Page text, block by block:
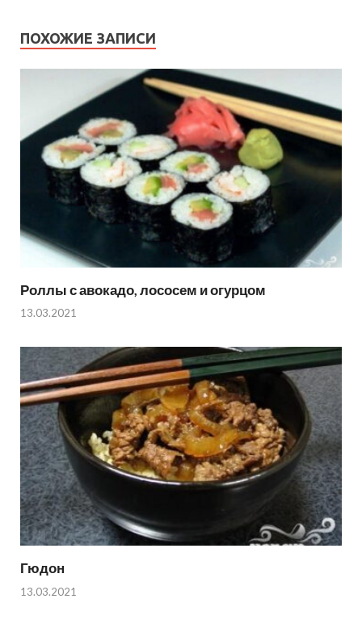
ПОХОЖИЕ ЗАПИСИ
Роллы с авокадо, лососем и огурцом
13.03.2021
Гюдон
13.03.2021